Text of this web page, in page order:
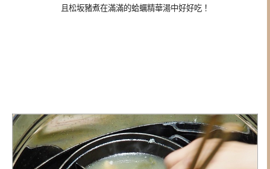
且松坂豬煮在滿滿的蛤蠣精華湯中好好吃！